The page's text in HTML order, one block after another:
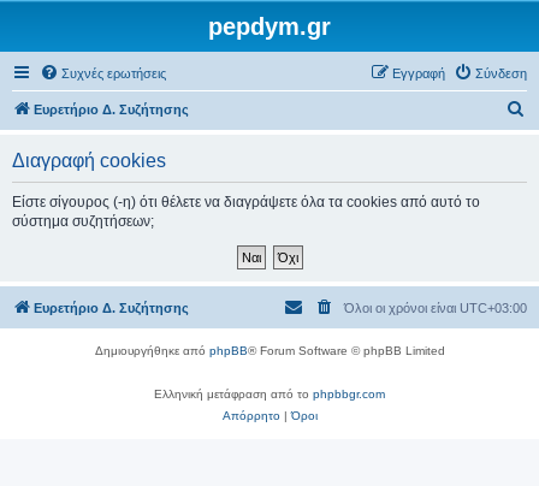
pepdym.gr
Συχνές ερωτήσεις Σύνδεση
Εγγραφή
Ευρετήριο Δ. Συζήτησης
σ
Διαγραφή cookies
Είστε σίγουρος (-η) ότι θέλετε να διαγράψετε όλα τα cookies από αυτό το
σύστημα συζητήσεων;
Ευρετήριο Δ. Συζήτησης Όλοι οι χρόνοι είναι UTC+03:00
Δημιουργήθηκε από phpBB® Forum Software © phpBB Limited
Ελληνική μετάφραση από το phpbbgr.com
Απόρρητο|Όροι